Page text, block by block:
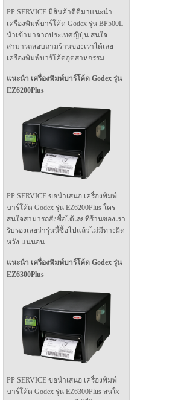
PP SERVICE มีสินค้าดีดีมาแนะนำ
เครื่องพิมพ์บาร์โค้ด Godex รุ่น BP500L
นำเข้ามาจากประเทศญี่ปุ่น สนใจ
สามารถสอบถามร้านของเราได้เลย
เครื่องพิมพ์บาร์โค้ดอุตสาหกรรม
แนะนำ เครื่องพิมพ์บาร์โค้ด Godex รุ่น
EZ6200Plus
PP SERVICE ขอนำเสนอ เครื่องพิมพ์
บาร์โค้ด Godex รุ่น EZ6200Plus ใคร
สนใจสามารถสั่งซื้อได้เลยที่ร้านของเรา
รับรองเลยว่ารุ่นนี้ซื้อไปแล้วไม่มีทางผิด
หวัง แน่นอน
แนะนำ เครื่องพิมพ์บาร์โค้ด Godex รุ่น
EZ6300Plus
PP SERVICE ขอนำเสนอ เครื่องพิมพ์
บาร์โค้ด Godex รุ่น EZ6300Plus สนใจ